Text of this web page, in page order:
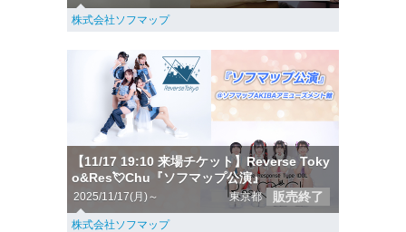
株式会社ソフマップ
【11/17 19:10 来場チケット】Reverse Toky
o&Res💘Chu『ソフマップ公演』
2025/11/17(月)～ 東京都 販売終了
株式会社ソフマップ